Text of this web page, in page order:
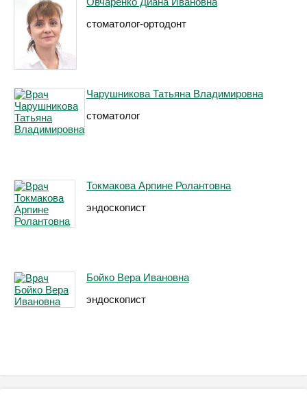
стоматолог-ортодонт
Чарушникова Татьяна Владимировна
стоматолог
Токмакова Арпине Ролантовна
эндоскопист
Бойко Вера Ивановна
эндоскопист